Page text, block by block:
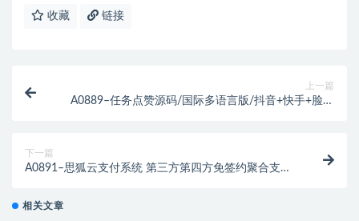
收藏 链接
上一篇
A0889–任务点赞源码/国际多语言版/抖音+快手+脸书
下一篇
A0891–思狐云支付系统 第三方第四方免签约聚合支付
相关文章